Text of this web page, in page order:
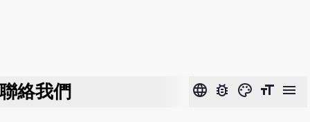
絡我們 language bug_report color_lens format_size menu